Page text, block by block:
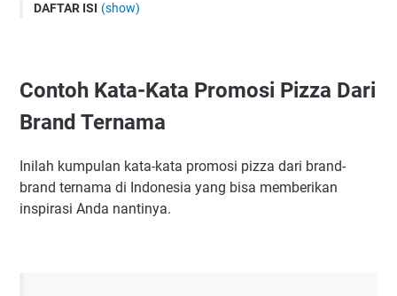
DAFTAR ISI (show)
Contoh Kata-Kata Promosi Pizza Yang Bagus dan Menarik
Referensi Kata-Kata Promosi Bahasa Inggris Untuk Jualan
Pizza
Contoh Kata-Kata Promosi Pizza Dari
Brand Ternama
Inilah kumpulan kata-kata promosi pizza dari brand-
brand ternama di Indonesia yang bisa memberikan
inspirasi Anda nantinya.